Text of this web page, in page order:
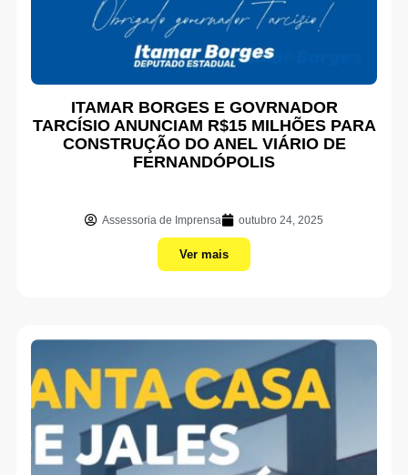
ITAMAR BORGES E GOVRNADOR
TARCÍSIO ANUNCIAM R$15 MILHÕES PARA
CONSTRUÇÃO DO ANEL VIÁRIO DE
FERNANDÓPOLIS
Assessoria de Imprensa outubro 24, 2025
Ver mais